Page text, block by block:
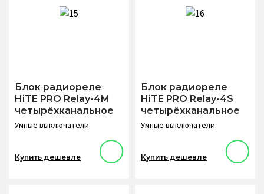
Блок радиореле
HiTE PRO Relay-4M
четырёхканальное
Умные выключатели
Купить дешевле
Блок радиореле
HiTE PRO Relay-4S
четырёхканальное
Умные выключатели
Купить дешевле